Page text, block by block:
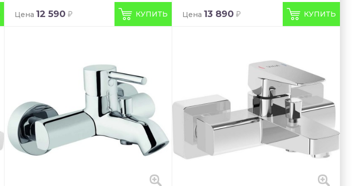
Цена 12 590 КУПИТЬ Цена 13 890 КУПИТЬ